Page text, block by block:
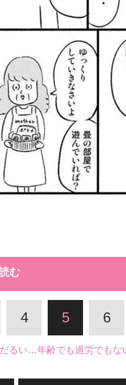
む
4 5 6
るい…年齢でも過労でもな